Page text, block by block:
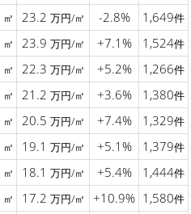
㎡ 23.2 万円/㎡ -2.8% 1,649件
㎡ 23.9 万円/㎡ +7.1% 1,524件
㎡ 22.3 万円/㎡ +5.2% 1,266件
㎡ 21.2 万円/㎡ +3.6% 1,380件
㎡ 20.5 万円/㎡ +7.4% 1,329件
㎡ 19.1 万円/㎡ +5.1% 1,379件
㎡ 18.1 万円/㎡ +5.4% 1,444件
㎡ 17.2 万円/㎡ +10.9% 1,580件